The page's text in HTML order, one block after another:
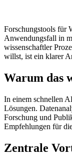
Forschungstools für
Anwendungsfall in
wissenschaftler
willst, ist ein klarer
Warum das
In einem schnellen
Lösungen.
Forschung und
Empfehlungen für
Zentrale